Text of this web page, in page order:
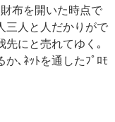
布を開いた時点で
三人と人だかりがで
先にと売れてゆく｡
､ﾈｯﾄを通したﾌﾟﾛﾓ